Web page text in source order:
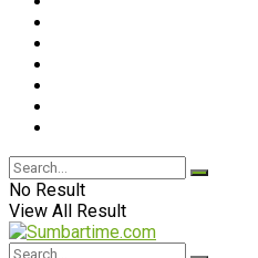
No Result
View All Result